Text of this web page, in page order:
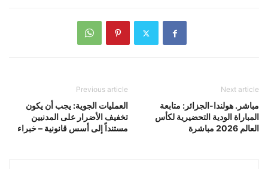
Previous article
العمليات الجوية: يجب أن يكون
تخفيف الأضرار على المدنيين
مستنداً إلى أسس قانونية – خبراء
Next article
مباشر. هولندا-الجزائر: متابعة
المباراة الودية التحضيرية لكأس
العالم 2026 مباشرة